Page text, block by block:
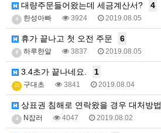
대량주문들어왔는데 세금계산서? 4
4 한성아빠 3924 2019.08.05
휴가 끝나고 첫 오전 주문 6
하루한알 3837 2019.08.05
3.4초가 끝나네요. 1
23 구대초 3841 2019.08.04
상표권 침해로 연락왔을 경우 대처방법
4 N잡러 4047 2019.08.02